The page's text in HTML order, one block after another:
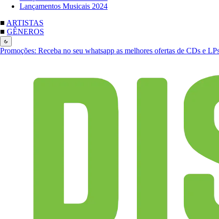
Lançamentos Musicais 2024
■ ARTISTAS
■ GÊNEROS
Promoções: Receba no seu whatsapp as melhores ofertas de CDs e